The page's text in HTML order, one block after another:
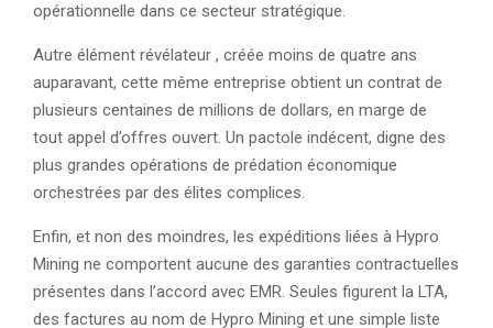
opérationnelle dans ce secteur stratégique.
Autre élément révélateur , créée moins de quatre ans
auparavant, cette même entreprise obtient un contrat de
plusieurs centaines de millions de dollars, en marge de
tout appel d’offres ouvert. Un pactole indécent, digne des
plus grandes opérations de prédation économique
orchestrées par des élites complices.
Enfin, et non des moindres, les expéditions liées à Hypro
Mining ne comportent aucune des garanties contractuelles
présentes dans l’accord avec EMR. Seules figurent la LTA,
des factures au nom de Hypro Mining et une simple liste